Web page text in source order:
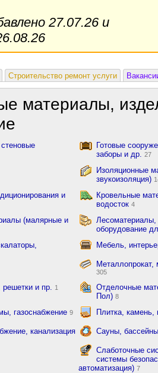
27.07.26 и
Строительство ремонт услуги
материалы,
Готовые
заборы и др.
27
Изоляционные
звукоизоляция)
и
Кровельные
водосток 4
(малярные и
оборудование
Мебель,
305
и пр. 1
Отделочные
Пол) 8
газоснабжение 9 Плитка,
канализация
Сауны,
Слаботочные
системы
автоматизация) 7